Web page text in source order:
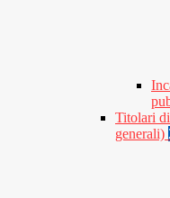
Titolari
generali)